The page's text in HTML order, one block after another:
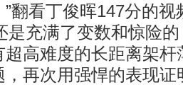
翻看丁俊晖147分的
是充满了变数和惊险
高难度的长距离架杆
，再次用强悍的表现证